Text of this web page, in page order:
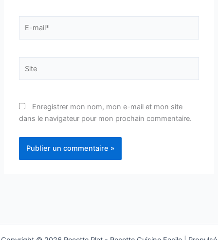
mail*
Enregistrer mon nom, mon e-mail et mon site
dans le navigateur pour mon prochain commentaire.